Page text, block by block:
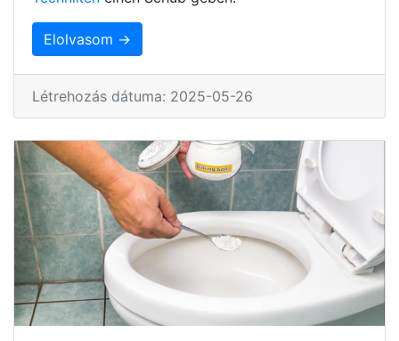
Elolvasom →
Létrehozás dátuma: 2025-05-26